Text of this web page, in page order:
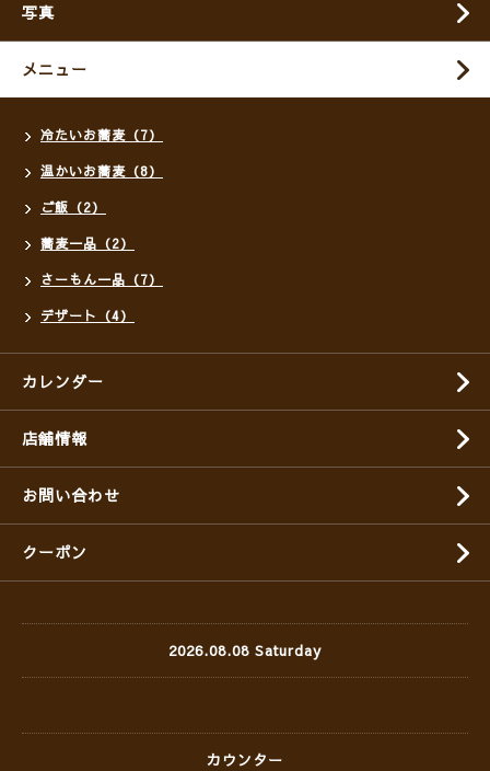
写真
メニュー
冷たいお蕎麦（7）
温かいお蕎麦（8）
ご飯（2）
蕎麦一品（2）
さーもん一品（7）
デザート（4）
カレンダー
店舗情報
お問い合わせ
クーポン
2026.08.08 Saturday
カウンター